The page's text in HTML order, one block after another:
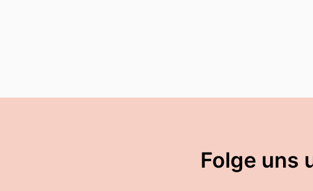
Folge uns